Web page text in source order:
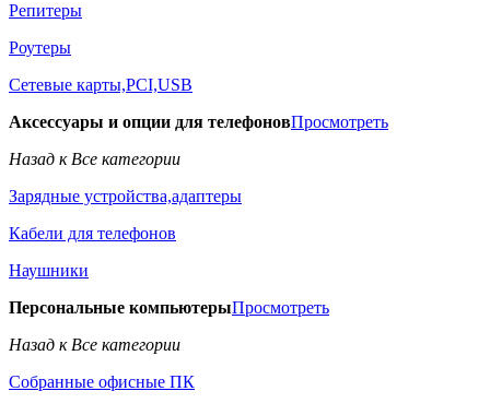
Репитеры
Роутеры
Сетевые карты,PCI,USB
Аксессуары и опции для телефоновПросмотреть
Назад к Все категории
Зарядные устройства,адаптеры
Кабели для телефонов
Наушники
Персональные компьютерыПросмотреть
Назад к Все категории
Собранные офисные ПК